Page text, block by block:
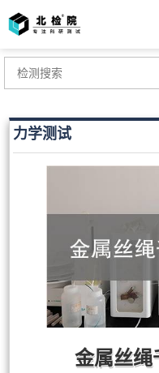
力学测试
金属丝绳